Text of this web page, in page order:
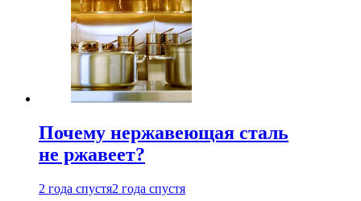
Почему нержавеющая сталь
не ржавеет?
2 года спустя2 года спустя